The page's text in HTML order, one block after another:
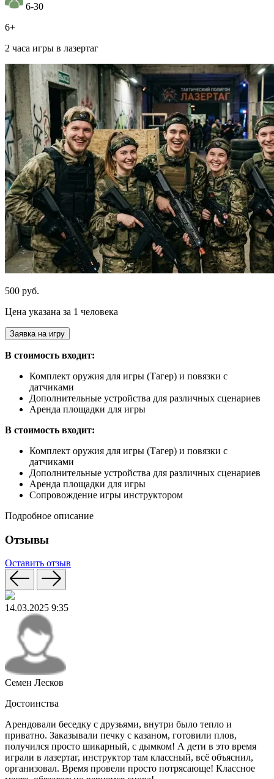
6-30
6+
2 часа игры в лазертаг
500 руб.
Цена указана за 1 человека
Заявка на игру
В стоимость входит:
Комплект оружия для игры (Тагер) и повязки с
датчиками
Дополнительные устройства для различных сценариев
Аренда площадки для игры
В стоимость входит:
Комплект оружия для игры (Тагер) и повязки с
датчиками
Дополнительные устройства для различных сценариев
Аренда площадки для игры
Сопровождение игры инструктором
Подробное описание
Отзывы
Оставить отзыв
14.03.2025 9:35
Семен Лесков
Достоинства
Арендовали беседку с друзьями, внутри было тепло и
приватно. Заказывали печку с казаном, готовили плов,
получился просто шикарный, с дымком! А дети в это время
играли в лазертаг, инструктор там классный, всё объяснил,
организовал. Время провели просто потрясающе! Классное